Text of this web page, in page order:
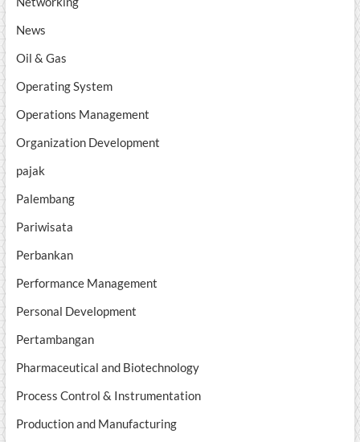
News
Oil & Gas
Operating System
Operations Management
Organization Development
pajak
Palembang
Pariwisata
Perbankan
Performance Management
Personal Development
Pertambangan
Pharmaceutical and Biotechnology
Process Control & Instrumentation
Production and Manufacturing